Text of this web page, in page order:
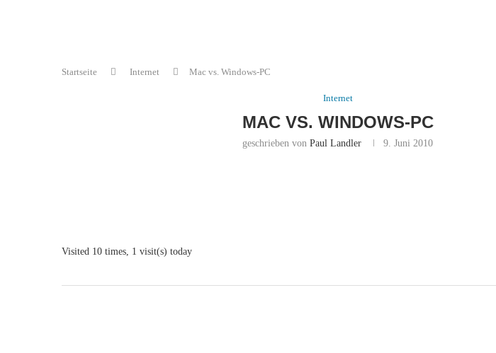
Startseite Internet Mac vs. Windows-PC
Internet
MAC VS. WINDOWS-PC
geschrieben vonPaul Landler 9. Juni 2010
Visited 10 times, 1 visit(s) today